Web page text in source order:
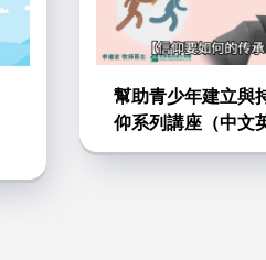
幫助青少年建立與
仰系列講座（中文